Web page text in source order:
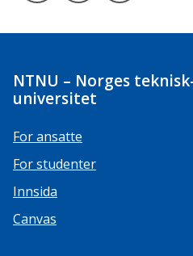
NTNU – Norges
universitet
For ansatte
For studenter
Innsida
Canvas